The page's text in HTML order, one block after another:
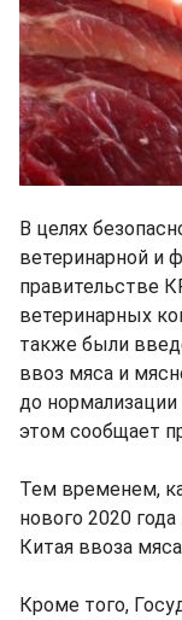
В целях
ветеринарной и
правительстве
ветеринарных
также были
ввоз мяса и
до нормализации
этом сообщает
Тем временем,
нового 2020
Китая ввоза
Кроме того,